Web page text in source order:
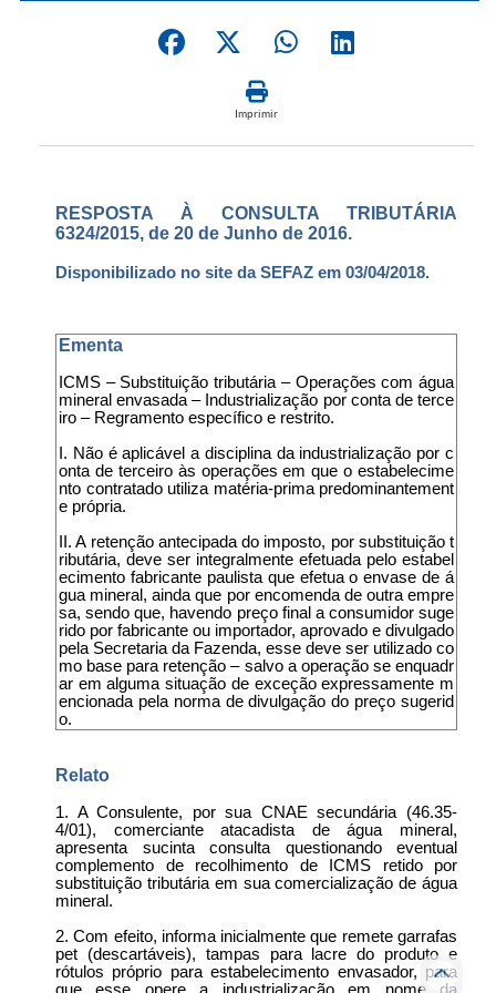
Imprimir
RESPOSTA À CONSULTA TRIBUTÁRIA
6324/2015, de 20 de Junho de 2016.
Disponibilizado no site da SEFAZ em 03/04/2018.
Ementa
ICMS – Substituição tributária – Operações com água
mineral envasada – Industrialização por conta de terce
iro – Regramento específico e restrito.
I. Não é aplicável a disciplina da industrialização por c
onta de terceiro às operações em que o estabelecime
nto contratado utiliza matéria-prima predominantement
e própria.
II. A retenção antecipada do imposto, por substituição t
ributária, deve ser integralmente efetuada pelo estabel
ecimento fabricante paulista que efetua o envase de á
gua mineral, ainda que por encomenda de outra empre
sa, sendo que, havendo preço final a consumidor suge
rido por fabricante ou importador, aprovado e divulgado
pela Secretaria da Fazenda, esse deve ser utilizado co
mo base para retenção – salvo a operação se enquadr
ar em alguma situação de exceção expressamente m
encionada pela norma de divulgação do preço sugerid
o.
Relato
1. A Consulente, por sua CNAE secundária (46.35-
4/01), comerciante atacadista de água mineral,
apresenta sucinta consulta questionando eventual
complemento de recolhimento de ICMS retido por
substituição tributária em sua comercialização de água
mineral.
2. Com efeito, informa inicialmente que remete garrafas
pet (descartáveis), tampas para lacre do produto e
rótulos próprio para estabelecimento envasador, para